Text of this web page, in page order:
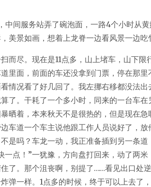
中间服务站弄了碗泡面，一路4个小时从
美景如画，想着上龙脊一边看风景一边吃
而尽。现在是11点多，山上堵车，山下
里面，前面的车还没拿到门票，停在那
情况看了好几回了。我左挪右移都没法
了。干耗了一个多小时，同来的一台车
晒着，本来秋天不是很热的，但是现在
车道一个车主说他跟工作人员说好了，
是吗？车龙一动，我正准备插到另一条
一点！”一犹豫，方向盘打回来，动了两
了。那个沮丧啊，别提了……看见出口处
弹一样。1点多的时候，终于可以上去了